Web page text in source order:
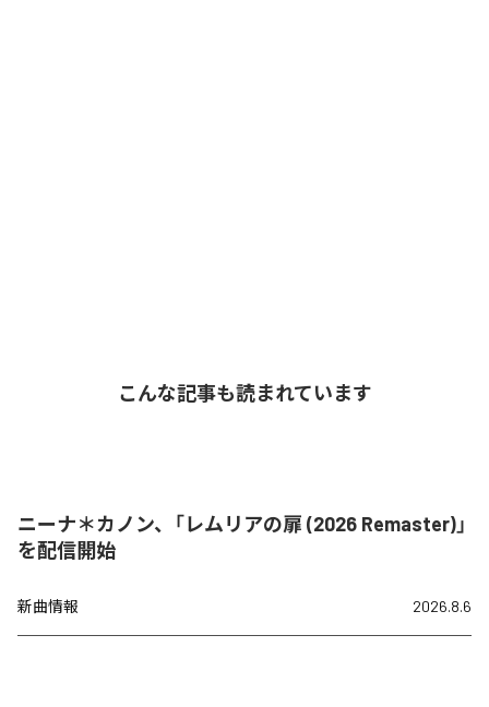
こんな記事も読まれています
ニーナ＊カノン、「レムリアの扉 (2026 Remaster)」
を配信開始
新曲情報 2026.8.6